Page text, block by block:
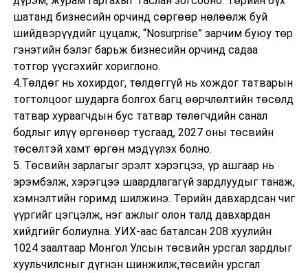
шатанд бизнесийн орчинд сөргөөр нөлөөлж буй
шийдвэрүүдийг цуцалж, “Nosurprise” зарчим буюу төр
гэнэтийн бэлэг барьж бизнесийн орчинд садаа
тотгор үүсгэхийг хориглоно.
4.Төлдөг нь хохирдог, төлдөггүй нь хождог татварын
тогтолцоог шударга болгох багц өөрчлөлтийн төсөлд
татвар хураагчдын бус татвар төлөгчдийн санал
бодлыг илүү өргөнөөр тусгаад, 2027 оны төсвийн
төсөлтэй хамт өргөн мэдүүлэх болно.
5. Төсвийн зарлагыг эрэлт хэрэгцээ, үр ашгаар нь
эрэмбэлж, хэрэгцээ шаардлагагүй зардлуудыг танаж,
хэмнэлтийн горимд шилжинэ. Төрийн давхардсан чиг
үүргийг цэгцэлж, нэг ажлыг олон талд давхардан
хийдгийг болиулна. УИХ-аас баталсан 208 хуулийн
1024 заалтаар Монгол Улсын төсвийн урсгал зардлыг
хуульчилсныг дүгнэн шинжилж,төсвийн урсгал